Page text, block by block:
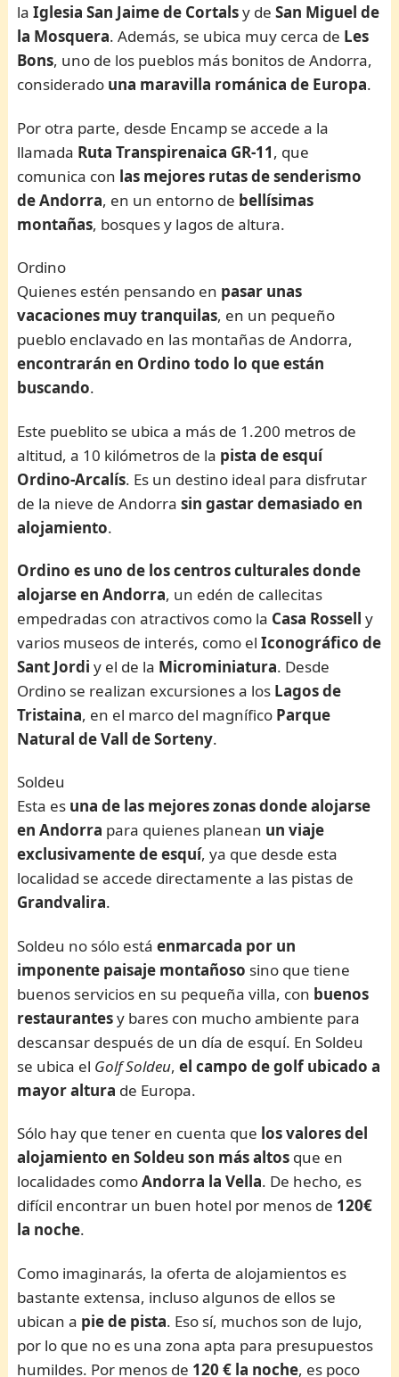
laIglesia San Jaime de Cortalsy deSan Miguel de
la Mosquera. Además, se ubica muy cerca de Les
Bons, uno de los pueblos más bonitos de Andorra,
considerado una maravilla románica de Europa.
Por otra parte, desde Encamp se accede a la
llamada Ruta Transpirenaica GR-11, que
comunica con las mejores rutas de senderismo
de Andorra, en un entorno de bellísimas
montañas, bosques y lagos de altura.
Ordino
Quienes estén pensando en pasar unas
vacaciones muy tranquilas, en un pequeño
pueblo enclavado en las montañas de Andorra,
encontrarán en Ordino todo lo que están
buscando.
Este pueblito se ubica a más de 1.200 metros de
altitud, a 10 kilómetros de la pista de esquí
Ordino-Arcalís. Es un destino ideal para disfrutar
de la nieve de Andorrasin gastar demasiado en
alojamiento.
Ordino es uno de los centros culturales donde
alojarse en Andorra, un edén de callecitas
empedradas con atractivos como la Casa Rossell y
varios museos de interés, como elIconográfico de
Sant Jordi y el de la Microminiatura. Desde
Ordino se realizan excursiones a los Lagos de
Tristaina, en el marco del magnífico Parque
Natural de Vall de Sorteny.
Soldeu
Esta es una de las mejores zonas donde alojarse
en Andorra para quienes planean un viaje
exclusivamente de esquí, ya que desde esta
localidad se accede directamente a las pistas de
Grandvalira.
Soldeu no sólo estáenmarcada por un
imponente paisaje montañoso sino que tiene
buenos servicios en su pequeña villa, con buenos
restaurantesy bares con mucho ambiente para
descansar después de un día de esquí. En Soldeu
se ubica el Golf Soldeu,el campo de golf ubicado a
mayor altura de Europa.
Sólo hay que tener en cuenta que los valores del
alojamiento en Soldeu son más altos que en
localidades comoAndorra la Vella. De hecho, es
difícil encontrar un buen hotel por menos de 120€
la noche.
Como imaginarás, la oferta de alojamientos es
bastante extensa, incluso algunos de ellos se
ubican a pie de pista. Eso sí, muchos son de lujo,
por lo que no es una zona apta para presupuestos
humildes. Por menos de 120 € la noche, es poco